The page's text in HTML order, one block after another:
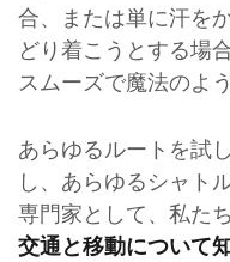
合、または単に汗を
どり着こうとする場
スムーズで魔法のよ
あらゆるルートを試
し、あらゆるシャト
専門家として、私た
交通と移動について